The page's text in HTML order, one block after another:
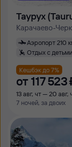
Таурух
Карачаево-
Аэропорт 210
Отдых с детьми
Кешбэк до 7%
от 117 ⁠523
13 авг, чт — 20 авг,
7 ночей, за двоих